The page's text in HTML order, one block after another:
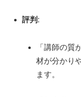
評判 :
「講師の質
材が分かり
ます。